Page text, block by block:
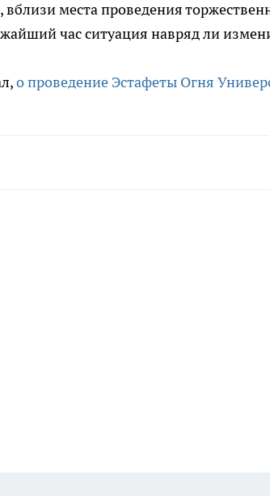
места проведения
час ситуация навряд ли
о проведение Эстафеты Огня